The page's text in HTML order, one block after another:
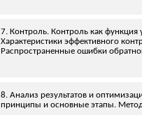
7. Контроль. Контроль как
Характеристики эффективного
Распространенные ошибки
8. Анализ результатов и
принципы и основные этапы.